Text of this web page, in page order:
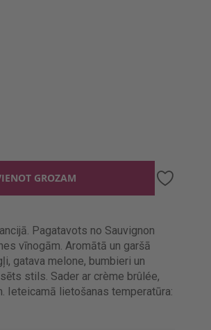
GROZAM
Pagatavots no Sauvignon
vīnogām. Aromātā un garšā
gatava melone, bumbieri un
stils. Sader ar crème brûlée,
Ieteicamā lietošanas temperatūra: